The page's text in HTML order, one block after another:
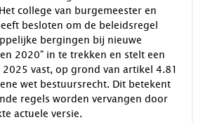
college van burgemeester en
besloten om de beleidsregel
bergingen bij nieuwe
2020" in te trekken en stelt een
2025 vast, op grond van artikel 4.81
wet bestuursrecht. Dit betekent
regels worden vervangen door
actuele versie.